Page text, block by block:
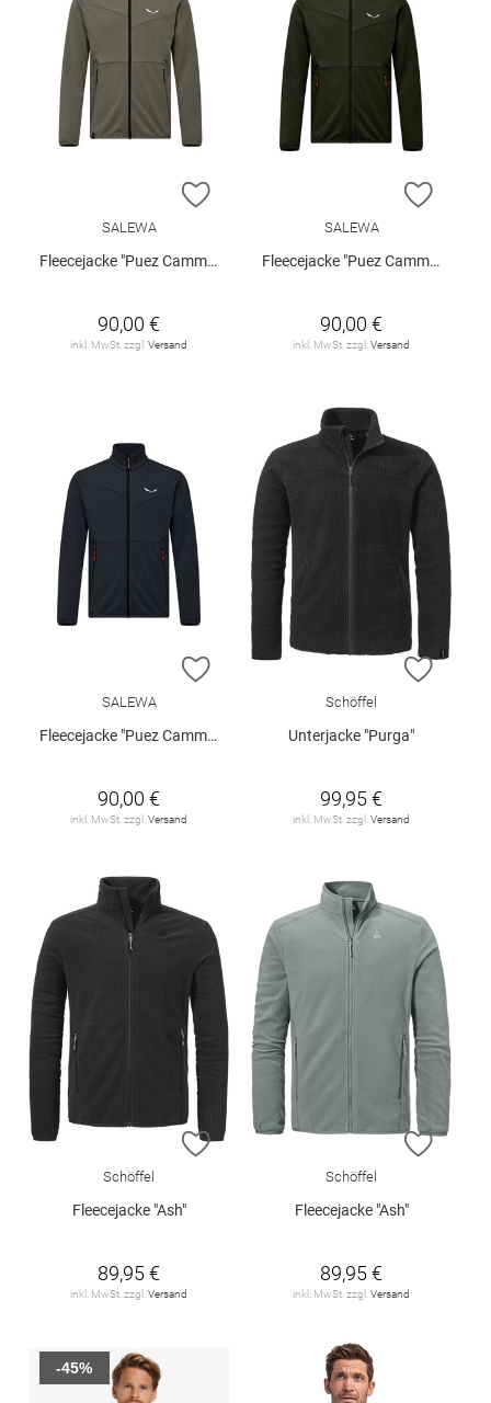
ZUR WUNSCHLISTE HINZUFÜGEN
SALEWA
Fleecejacke "Puez Cammino"
90,00 €
inkl. MwSt. zzgl.Versand
ZUR
SALEWA
Fleecejacke "Puez Cammino"
90,00 €
inkl. MwSt. zzgl.Versand
ZUR WUNSCHLISTE HINZUFÜGEN
SALEWA
Fleecejacke "Puez Cammino"
90,00 €
inkl. MwSt. zzgl.Versand
ZUR
Schöffel
Unterjacke "Purga"
99,95 €
inkl. MwSt. zzgl.Versand
ZUR WUNSCHLISTE HINZUFÜGEN
Schöffel
Fleecejacke "Ash"
89,95 €
inkl. MwSt. zzgl. Versand
ZUR
Schöffel
Fleecejacke "Ash"
89,95 €
inkl. MwSt. zzgl. Versand
-45%